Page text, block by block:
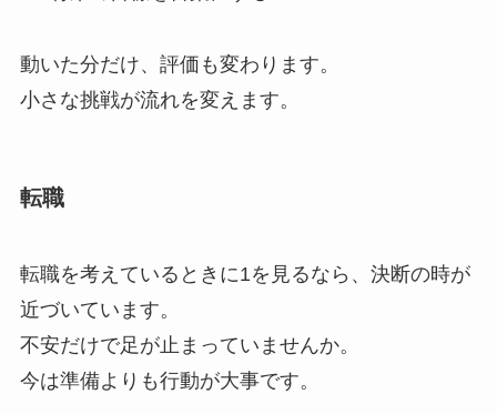
動いた分だけ、評価も変わります。
小さな挑戦が流れを変えます。
転職
転職を考えているときに1を見るなら、決断の時が
近づいています。
不安だけで足が止まっていませんか。
今は準備よりも行動が大事です。